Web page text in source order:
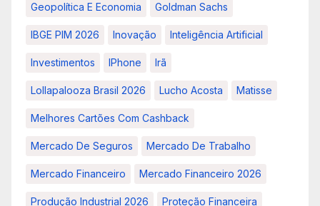
Geopolítica E Economia Goldman Sachs
IBGE PIM 2026 Inovação Inteligência Artificial
Investimentos IPhone Irã
Lollapalooza Brasil 2026 Lucho Acosta Matisse
Melhores Cartões Com Cashback
Mercado De Seguros Mercado De Trabalho
Mercado Financeiro Mercado Financeiro 2026
Produção Industrial 2026 Proteção Financeira